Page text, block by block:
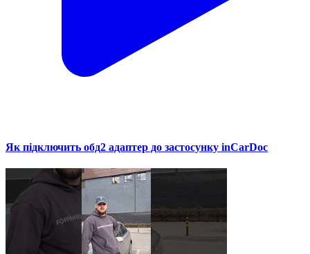
Як підключить обд2 адаптер до застосунку inCarDoc